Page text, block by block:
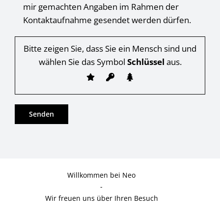
mir gemachten Angaben im Rahmen der
Kontaktaufnahme gesendet werden dürfen.
Bitte zeigen Sie, dass Sie ein Mensch sind und
wählen Sie das Symbol Schlüssel aus.
Willkommen bei Neo
-
Wir freuen uns über Ihren Besuch